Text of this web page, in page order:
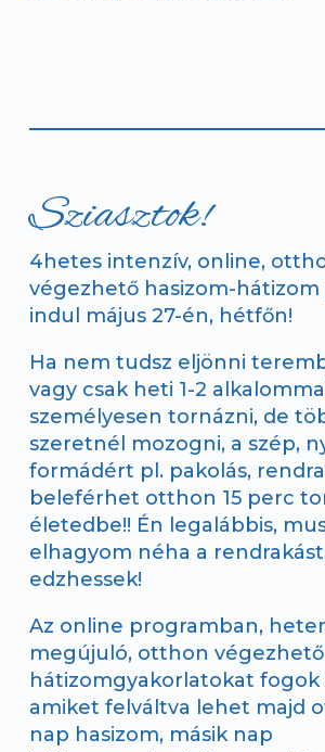
Sziasztok!
4hetes intenzív, online,
végezhető hasizom-
indul május 27-én, hétfőn!
Ha nem tudsz eljönni
vagy csak heti 1-2
személyesen tornázni, de
szeretnél mozogni, a szép,
formádért pl. pakolás,
beleférhet otthon 15 perc
életedbe!! Én legalábbis,
elhagyom néha a
edzhessek!
Az online programban,
megújuló, otthon végezhető
hátizomgyakorlatokat fogok
amiket felváltva lehet majd
nap hasizom, másik nap